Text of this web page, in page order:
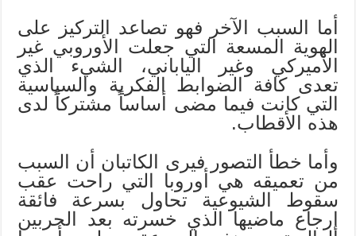
أما السبب الآخر فهو تصاعد التركيز على
الهوية المسعة التي جعلت الأوروبي غير
الأميركي وغير الياباني، الشيء الذي
تعدى كافة الضوابط الفكرية والسياسية
التي كانت فيما مضى أساساً مشتركاً لدى
هذه الأقطاب.
وأما خطأ التصور فيرى الكاتبان أن السبب
من تعميقه هي أوروبا التي راحت عقب
سقوط الشيوعية تحاول بسرعة فائقة
إرجاع ماضيها الذي خسرته بعد الحربين